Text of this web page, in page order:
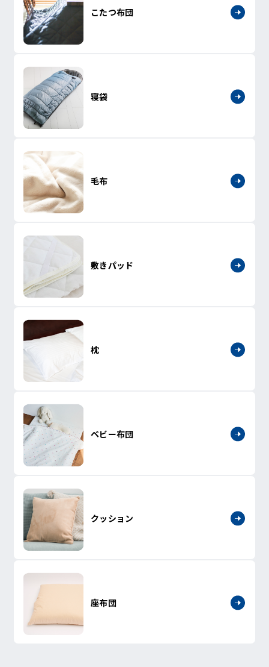
こたつ布団
寝袋
毛布
敷きパッド
枕
ベビー布団
クッション
座布団